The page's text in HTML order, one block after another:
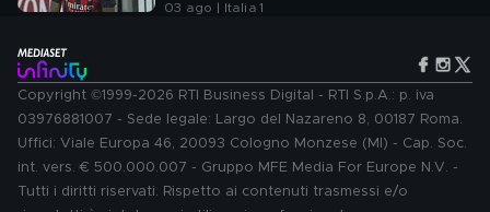
03 ago | Italia 1
Copyright ©1999-2026 RTI Business Digital - RTI S.p.A.: p. iva
03976881007 - Sede legale: Largo del Nazareno 8, 00187 Roma.
Uffici: Viale Europa 46, 20093 Cologno Monzese (MI) - Cap. Soc.
int. vers. € 500.000.007 - Gruppo MFE Media For Europe N.V. -
Tutti i diritti riservati. Rispetto ai contenuti trasmessi e/o